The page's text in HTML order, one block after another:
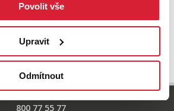
Povolit vše
Upravit
Odmítnout
UPRAVIT VYHLEDÁVÁNÍ
800 77 55 77